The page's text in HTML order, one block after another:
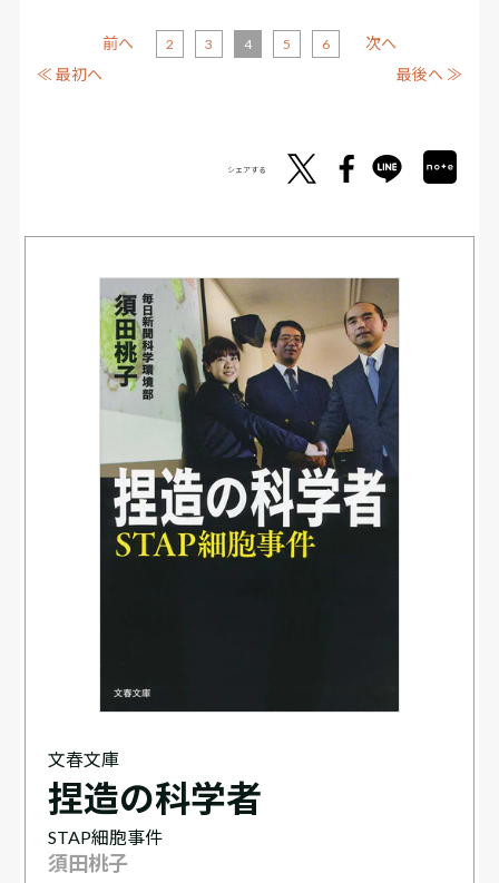
≪ 最初へ
前へ 2 3 4 5 6
次へ
最後へ ≫
シェアする
文春文庫
捏造の科学者
STAP細胞事件
須田桃子